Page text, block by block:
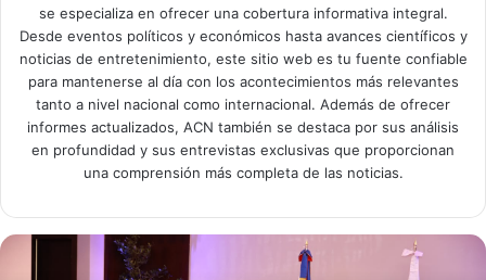
se especializa en ofrecer una cobertura informativa integral.
Desde eventos políticos y económicos hasta avances científicos y
noticias de entretenimiento, este sitio web es tu fuente confiable
para mantenerse al día con los acontecimientos más relevantes
tanto a nivel nacional como internacional. Además de ofrecer
informes actualizados, ACN también se destaca por sus análisis
en profundidad y sus entrevistas exclusivas que proporcionan
una comprensión más completa de las noticias.